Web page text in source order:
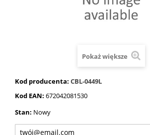
Pokaż większe
Kod producenta: CBL-0449L
Kod EAN: 672042081530
Stan: Nowy